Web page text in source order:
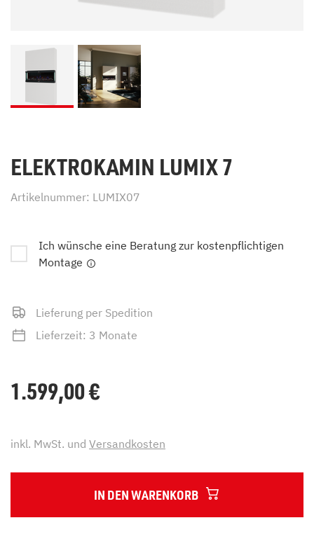
ELEKTROKAMIN LUMIX 7
Artikelnummer: LUMIX07
Ich wünsche eine Beratung zur kostenpflichtigen
Montage
Lieferung per Spedition
Lieferzeit: 3 Monate
1.599,00€
inkl. MwSt. und Versandkosten
IN DEN WARENKORB